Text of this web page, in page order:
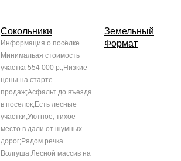
Сокольники
Информация о посёлке
Минимальая стоимость
участка 554 000 р.;Низкие
цены на старте
продаж;Асфальт до въезда
в поселок;Есть лесные
участки;Уютное, тихое
место в дали от шумных
дорог;Рядом речка
Волгуша;Лесной массив на
Земельный
Формат